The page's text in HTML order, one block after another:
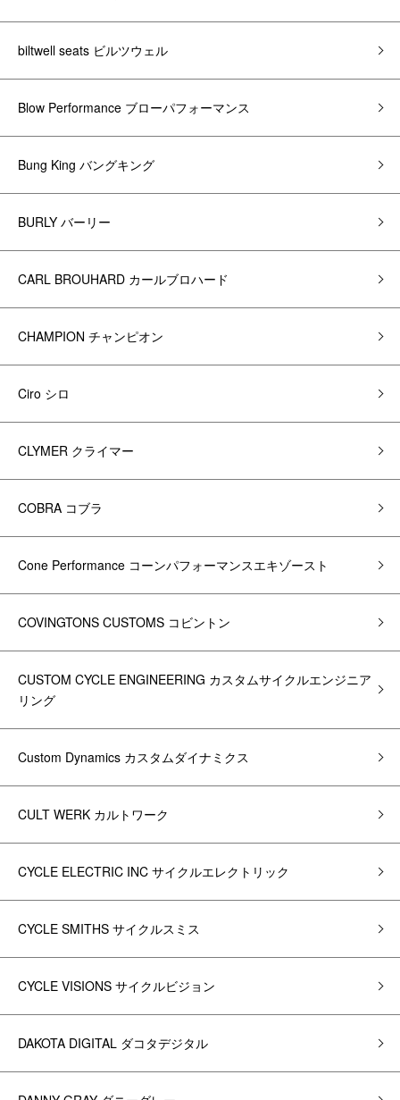
biltwell seats ビルツウェル
Blow Performance ブローパフォーマンス
Bung King バングキング
BURLY バーリー
CARL BROUHARD カールブロハード
CHAMPION チャンピオン
Ciro シロ
CLYMER クライマー
COBRA コブラ
Cone Performance コーンパフォーマンスエキゾースト
COVINGTONS CUSTOMS コビントン
CUSTOM CYCLE ENGINEERING カスタムサイクルエンジニア
リング
Custom Dynamics カスタムダイナミクス
CULT WERK カルトワーク
CYCLE ELECTRIC INC サイクルエレクトリック
CYCLE SMITHS サイクルスミス
CYCLE VISIONS サイクルビジョン
DAKOTA DIGITAL ダコタデジタル